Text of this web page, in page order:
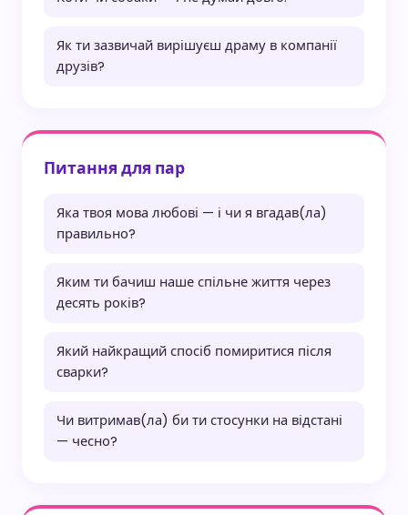
Як ти зазвичай вирішуєш драму в компанії
друзів?
Питання для пар
Яка твоя мова любові — і чи я вгадав(ла)
правильно?
Яким ти бачиш наше спільне життя через
десять років?
Який найкращий спосіб помиритися після
сварки?
Чи витримав(ла) би ти стосунки на відстані
— чесно?